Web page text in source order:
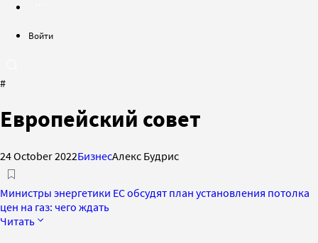
Войти
#
Европейский совет
24 October 2022БизнесАлекс Будрис
Министры энергетики ЕС обсудят план установления потолка
цен на газ: чего ждать
Читать